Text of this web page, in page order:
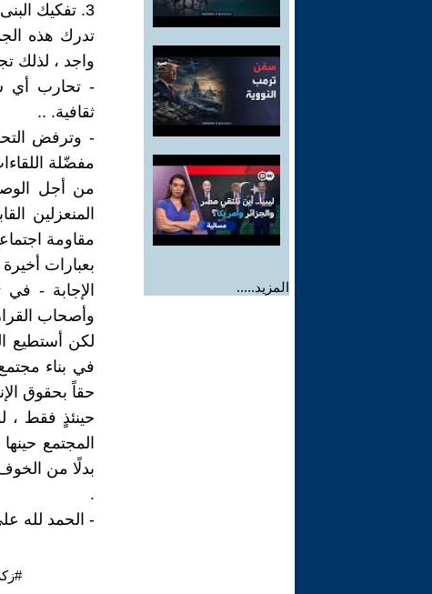
المزيد.....
3. تفكيك البنى الإجتماعية : بهدف تحييد البدائل الاجتماعية
تدرك هذه
واجد ، لذلك
- تحارب أي
ثقافية. ..
- وترفض
مفضّلة
من أجل
المنعزلين
مقاومة
بعبارات
الإجابة -
وأصحاب
لكن أستطيع
في بناء
حقاً بحقوق
حينئذٍ فقط ،
المجتمع
بدلًا من
.
- الحمد لله